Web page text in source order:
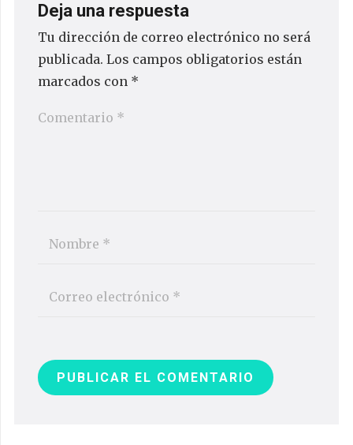
Deja una respuesta
Tu dirección de correo electrónico no será
publicada. Los campos obligatorios están
marcados con *
PUBLICAR EL COMENTARIO